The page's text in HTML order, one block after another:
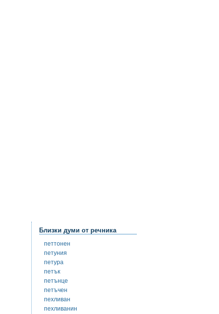
Близки думи от речника
петтонен
петуния
петура
петък
петънце
петъчен
пехливан
пехливанин